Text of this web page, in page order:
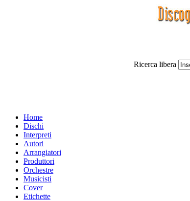
Ricerca libera
Home
Dischi
Interpreti
Autori
Arrangiatori
Produttori
Orchestre
Musicisti
Cover
Etichette